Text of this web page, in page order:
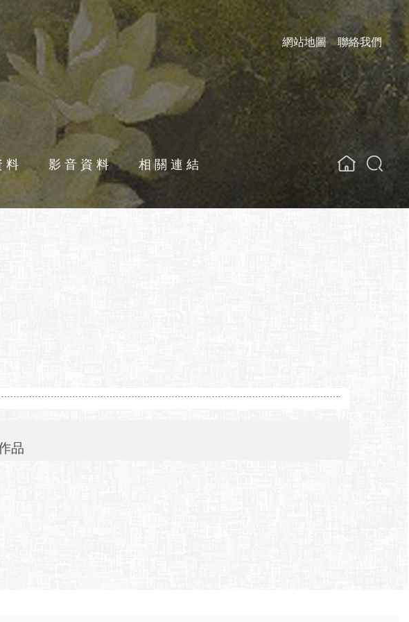
網站地圖 聯絡我們
料 影音資料 相關連結
品